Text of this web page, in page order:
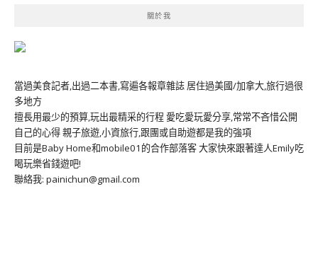
關於我
當過美食記者,出過二本書,寫遍各報章雜誌 居住過美國/加拿大,旅行過很
多地方
擅長用最少的預算,玩出最精采的行程 愛吃愛玩愛分享,常常不吝惜公開
自己的心得 親子旅遊,小資旅行,跟團或自助遊都是我的強項
目前是Baby Home和mobile01的合作部落客 大家快來跟著達人Emily吃
喝玩樂省錢遊吧!
聯絡我: painichun@gmail.com